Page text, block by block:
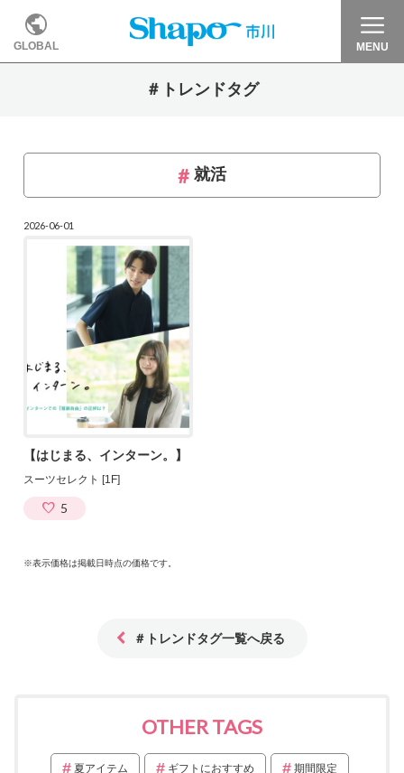
GLOBAL MENU
＃トレンドタグ
就活
2026-06-01
【はじまる、インターン。】
スーツセレクト [1F]
5
※表示価格は掲載日時点の価格です。
＃トレンドタグ一覧へ戻る
OTHER TAGS
夏アイテム ギフトにおすすめ 期間限定